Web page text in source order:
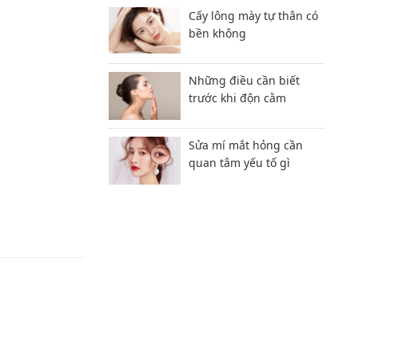
Cấy lông mày tự thân có
bền không
Những điều cần biết
trước khi độn cằm
Sửa mí mắt hỏng cần
quan tâm yếu tố gì